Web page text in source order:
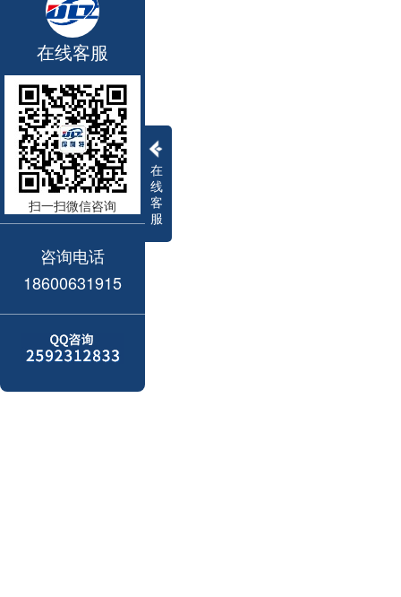
在
线
客
服
在线客服
扫一扫微信咨询
咨询电话
18600631915